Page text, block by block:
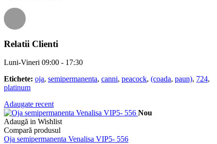
Relatii Clienti
Luni-Vineri 09:00 - 17:30
Etichete: oja, semipermanenta, canni, peacock, (coada, paun), 724,
platinum
Adaugate recent
Nou
Adaugă in Wishlist
Compară produsul
Oja semipermanenta Venalisa VIP5- 556